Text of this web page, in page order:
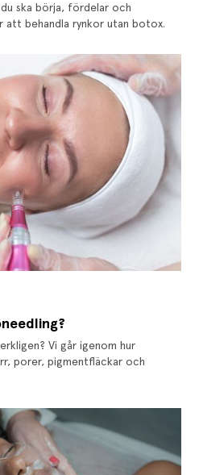
ska börja, fördelar och
att behandla rynkor utan botox.
Vi går igenom hur
porer, pigmentfläckar och